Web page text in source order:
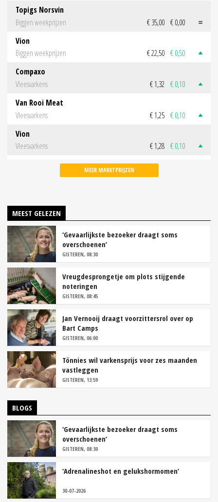
Topigs Norsvin
Biggen weekprijzen
€ 35,00 € 0,00
Vion
Biggen weekprijzen
€ 22,50 € 0,50
Compaxo
Vleesvarkens
€ 1,32 € 0,10
Van Rooi Meat
Vleesvarkens
€ 1,25 € 0,10
Vion
Vleesvarkens
€ 1,28 € 0,10
MEER MARKTPRIJZEN
MEEST GELEZEN
‘Gevaarlijkste bezoeker draagt soms
overschoenen’
GISTEREN, 08:30
Vreugdesprongetje om plots stijgende
noteringen
GISTEREN, 08:45
Jan Vernooij draagt voorzittersrol over op
Bart Camps
GISTEREN, 06:00
Tönnies wil varkensprijs voor zes maanden
vastleggen
GISTEREN, 13:59
BLOGS
‘Gevaarlijkste bezoeker draagt soms
overschoenen’
GISTEREN, 08:30
‘Adrenalineshot en gelukshormomen’
30-07-2026